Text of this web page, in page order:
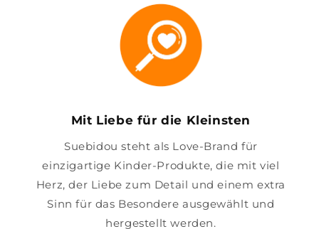
Mit Liebe für die Kleinsten
Suebidou steht als Love-Brand für
einzigartige Kinder-Produkte, die mit viel
Herz, der Liebe zum Detail und einem extra
Sinn für das Besondere ausgewählt und
hergestellt werden.